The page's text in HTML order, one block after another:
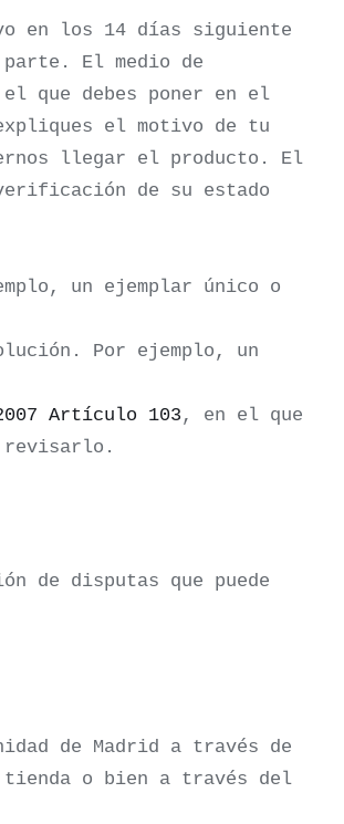
en los 14 días siguiente
El medio de
que debes poner en el
expliques el motivo de tu
llegar el producto. El
de su estado
un ejemplar único o
Por ejemplo, un
Artículo 103 , en el que
de disputas que puede
de Madrid a través de
tienda o bien a través del